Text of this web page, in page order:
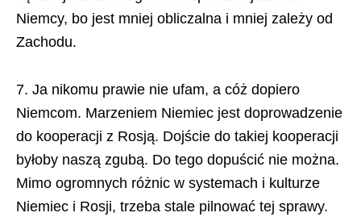
Niemcy, bo jest mniej obliczalna i mniej zależy od
Zachodu.
7. Ja nikomu prawie nie ufam, a cóż dopiero
Niemcom. Marzeniem Niemiec jest doprowadzenie
do kooperacji z Rosją. Dojście do takiej kooperacji
byłoby naszą zgubą. Do tego dopuścić nie można.
Mimo ogromnych różnic w systemach i kulturze
Niemiec i Rosji, trzeba stale pilnować tej sprawy.